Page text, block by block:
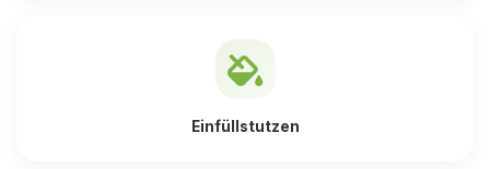
Einfüllstutzen